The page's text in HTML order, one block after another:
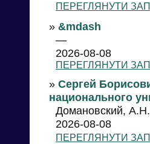
ПЕРЕГЛЯНУТИ
» &mdash
—
2026-08-08
ПЕРЕГЛЯНУТИ
» Сергей
национального
Домановский, А.Н.
2026-08-08
ПЕРЕГЛЯНУТИ